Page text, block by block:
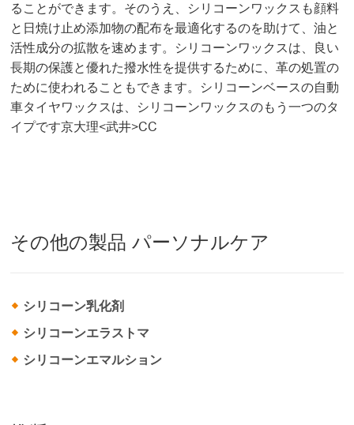
ることができます。そのうえ、シリコーンワックスも顔料
と日焼け止め添加物の配布を最適化するのを助けて、油と
活性成分の拡散を速めます。シリコーンワックスは、良い
長期の保護と優れた撥水性を提供するために、革の処置の
ために使われることもできます。シリコーンベースの自動
車タイヤワックスは、シリコーンワックスのもう一つのタ
イプです京大理<武井>CC
その他の製品 パーソナルケア
シリコーン乳化剤
シリコーンエラストマ
シリコーンエマルション